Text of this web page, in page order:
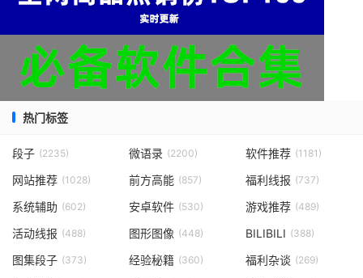
热门标签
段子 (2235) 微语录 (2200) 软件推荐 (1181)
网站推荐 (1028) 前方高能 (857) 福利线报 (737)
系统辅助 (602) 安卓软件 (530) 游戏推荐 (489)
活动线报 (488) 图形图像 (448) BILIBILI (388)
图集段子 (373) 经验秘籍 (360) 福利杂谈 (269)